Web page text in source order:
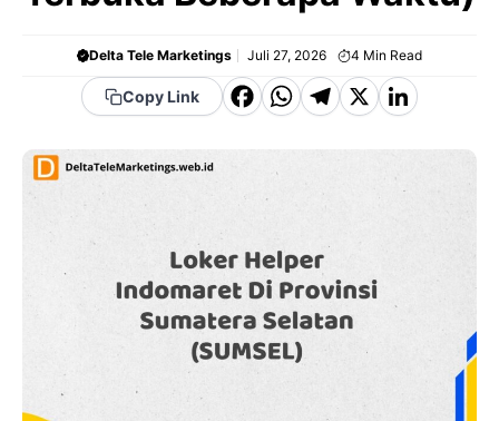
Delta Tele Marketings Juli 27, 2026 4 Min Read
Copy Link
F
e
b
o
o
k
W
a
t
s
A
p
p
T
g
a
m
X Li
k
e